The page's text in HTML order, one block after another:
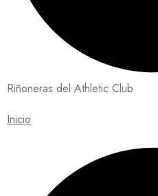
Riñoneras del Athletic Club
Inicio